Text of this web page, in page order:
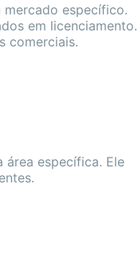
específico.
em licenciamento.
comerciais.
área específica. Ele